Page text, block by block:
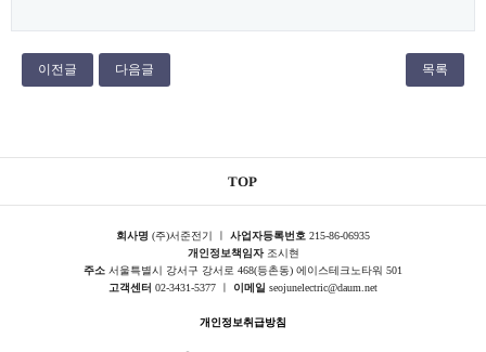
이전글 다음글 목록
TOP
회사명 (주)서준전기 ㅣ 사업자등록번호 215-86-06935
개인정보책임자조시현
주소 서울특별시 강서구 강서로 468(등촌동) 에이스테크노타워 501
고객센터 02-3431-5377 ㅣ 이메일 seojunelectric@daum.net
개인정보취급방침